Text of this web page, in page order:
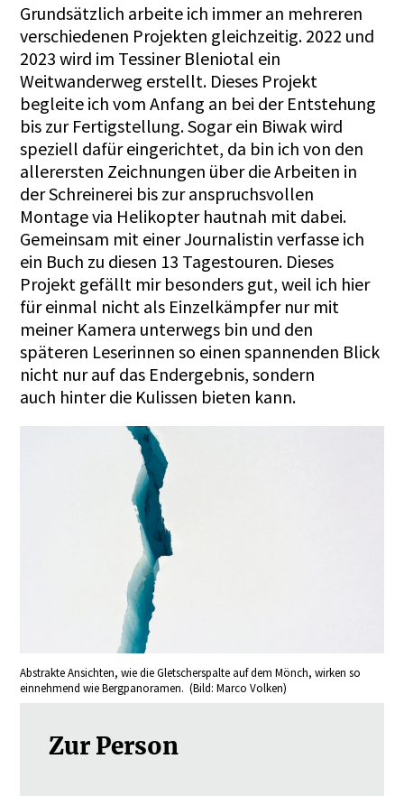
Grundsätzlich arbeite ich immer an mehreren
verschiedenen Projekten gleichzeitig. 2022 und
2023 wird im Tessiner Bleniotal ein
Weitwanderweg erstellt. Dieses Projekt
begleite ich vom Anfang an bei der Entstehung
bis zur Fertigstellung. Sogar ein Biwak wird
speziell dafür eingerichtet, da bin ich von den
allerersten Zeichnungen über die Arbeiten in
der Schreinerei bis zur anspruchsvollen
Montage via Helikopter hautnah mit dabei.
Gemeinsam mit einer Journalistin verfasse ich
ein Buch zu diesen 13 Tagestouren. Dieses
Projekt gefällt mir besonders gut, weil ich hier
für einmal nicht als Einzelkämpfer nur mit
meiner Kamera unterwegs bin und den
späteren Leserinnen so einen spannenden Blick
nicht nur auf das Endergebnis, sondern
auch hinter die Kulissen bieten kann.
Abstrakte Ansichten, wie die Gletscherspalte auf dem Mönch, wirken so
einnehmend wie Bergpanoramen. (Bild: Marco Volken)
Zur Person